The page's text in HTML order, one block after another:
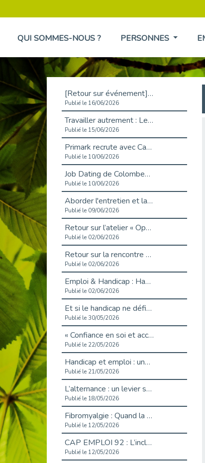
QUI SOMMES-NOUS ? PERSONNES
[Retour sur événement] L'inclusion au cœur de la Place de l'Emploi à La Défense !
Publié le 16/06/2026
Travailler autrement : Le défi de l'intégration des maladies chroniques en entreprise
Publié le 15/06/2026
Primark recrute avec Cap Emploi 92, une matinée couronnée de succès !
Publié le 10/06/2026
Job Dating de Colombes – Emploi et Insertion
Publié le 10/06/2026
Aborder l'entretien et la situation de handicap en toute confiance
Publié le 09/06/2026
Retour sur l’atelier « Optimiser sa recherche d’emploi »
Publié le 02/06/2026
Retour sur la rencontre entre Cap Emploi 92 et Thales (Campus Meudon)
Publié le 02/06/2026
Emploi & Handicap : Hachette Livre et Cap emploi 92 renforcent leur collaboration
Publié le 02/06/2026
Et si le handicap ne définissait plus la carrière ?
Publié le 30/05/2026
« Confiance en soi et acceptation du handicap » : un levier puissant vers l’emploi
Publié le 22/05/2026
Handicap et emploi : une matinée pour briser les tabous
Publié le 21/05/2026
L’alternance : un levier stratégique pour recruter et inclure durablement
Publié le 18/05/2026
Fibromyalgie : Quand la douleur invisible s’invite au bureau
Publié le 12/05/2026
CAP EMPLOI 92 : L’inclusion portée à son sommet, bien au-delà des quotas
Publié le 12/05/2026